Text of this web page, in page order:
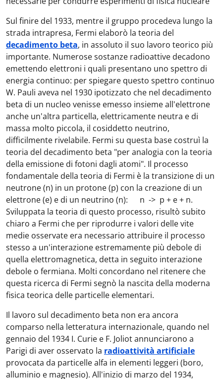
Sul finire del 1933, mentre il gruppo procedeva lungo la
strada intrapresa, Fermi elaborò la teoria del
decadimento beta, in assoluto il suo lavoro teorico più
importante. Numerose sostanze radioattive decadono
emettendo elettroni i quali presentano uno spettro di
energia continuo: per spiegare questo spettro continuo
W. Pauli aveva nel 1930 ipotizzato che nel decadimento
beta di un nucleo venisse emesso insieme all'elettrone
anche un'altra particella, elettricamente neutra e di
massa molto piccola, il cosiddetto neutrino,
difficilmente rivelabile. Fermi su questa base costruì la
teoria del decadimento beta "per analogia con la teoria
della emissione di fotoni dagli atomi". Il processo
fondamentale della teoria di Fermi è la transizione di un
neutrone (n) in un protone (p) con la creazione di un
elettrone (e) e di un neutrino (n): n -> p + e + n.
Sviluppata la teoria di questo processo, risultò subito
chiaro a Fermi che per riprodurre i valori delle vite
medie osservate era necessario attribuire il processo
stesso a un'interazione estremamente più debole di
quella elettromagnetica, detta in seguito interazione
debole o fermiana. Molti concordano nel ritenere che
questa ricerca di Fermi segnò la nascita della moderna
fisica teorica delle particelle elementari.
Il lavoro sul decadimento beta non era ancora
comparso nella letteratura internazionale, quando nel
gennaio del 1934 I. Curie e F. Joliot annunciarono a
Parigi di aver osservato la radioattività artificiale
provocata da particelle alfa in elementi leggeri (boro,
alluminio e magnesio). All'inizio di marzo del 1934,